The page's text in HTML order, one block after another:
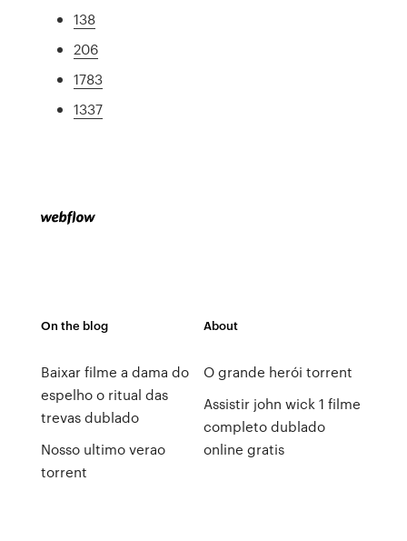
138
206
1783
1337
On the blog
Baixar filme a dama do
espelho o ritual das
trevas dublado
Nosso ultimo verao
torrent
About
O grande herói torrent
Assistir john wick 1 filme
completo dublado
online gratis